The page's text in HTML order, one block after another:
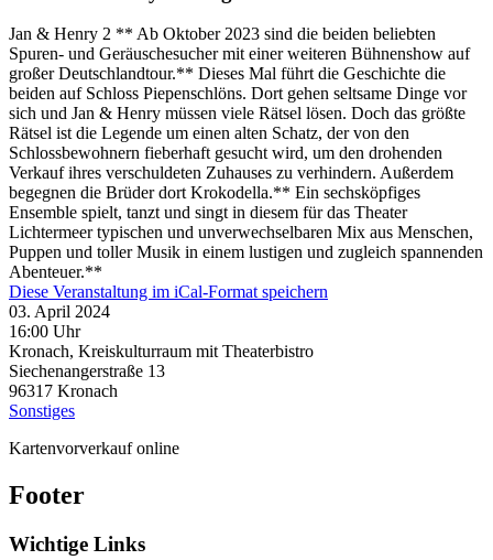
Jan & Henry 2 ** Ab Oktober 2023 sind die beiden beliebten
Spuren- und Geräuschesucher mit einer weiteren Bühnenshow auf
großer Deutschlandtour.** Dieses Mal führt die Geschichte die
beiden auf Schloss Piepenschlöns. Dort gehen seltsame Dinge vor
sich und Jan & Henry müssen viele Rätsel lösen. Doch das größte
Rätsel ist die Legende um einen alten Schatz, der von den
Schlossbewohnern fieberhaft gesucht wird, um den drohenden
Verkauf ihres verschuldeten Zuhauses zu verhindern. Außerdem
begegnen die Brüder dort Krokodella.** Ein sechsköpfiges
Ensemble spielt, tanzt und singt in diesem für das Theater
Lichtermeer typischen und unverwechselbaren Mix aus Menschen,
Puppen und toller Musik in einem lustigen und zugleich spannenden
Abenteuer.**
Diese Veranstaltung im iCal-Format speichern
03. April 2024
16:00 Uhr
Kronach, Kreiskulturraum mit Theaterbistro
Siechenangerstraße 13
96317 Kronach
Sonstiges
Kartenvorverkauf online
Footer
Wichtige Links